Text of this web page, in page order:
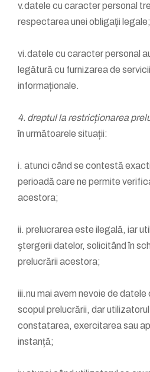
v.datele cu caracter personal
respectarea unei obligaţii legale;
vi.datele cu caracter personal
legătură cu furnizarea de
informaționale.
4. dreptul la restricționarea
în următoarele situații:
i. atunci când se contestă
perioadă care ne permite
acestora;
ii. prelucrarea este ilegală, iar
ștergerii datelor, solicitând în
prelucrării acestora;
iii.nu mai avem nevoie de
scopul prelucrării, dar
constatarea, exercitarea sau
instanță;